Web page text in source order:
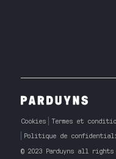
Cookies Termes et
Politique de
© 2023 Parduyns all rights